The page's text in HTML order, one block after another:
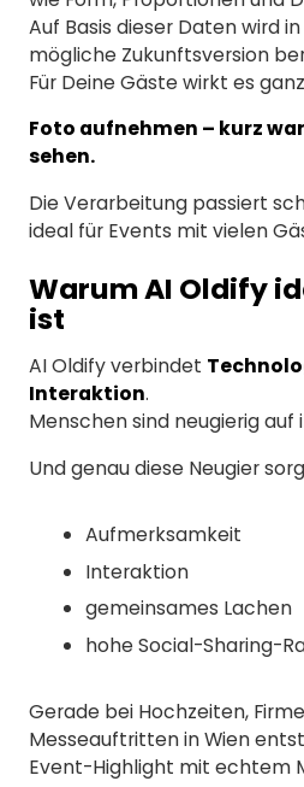
Auf Basis dieser Daten wird
mögliche Zukunftsversion
Für Deine Gäste wirkt es
Foto aufnehmen – kurz
sehen.
Die Verarbeitung passiert
ideal für Events mit vielen
Warum AI Oldify
ist
AI Oldify verbindet
Interaktion.
Menschen sind neugierig auf
Und genau diese Neugier
Aufmerksamkeit
Interaktion
gemeinsames Lachen
hohe Social-Sharing-
Gerade bei Hochzeiten,
Messeauftritten in Wien
Event-Highlight mit echtem